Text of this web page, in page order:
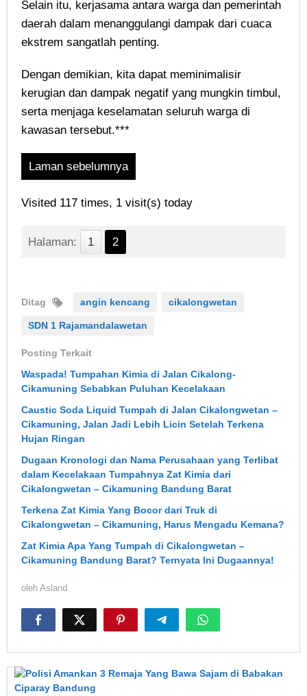
Selain itu, kerjasama antara warga dan pemerintah
daerah dalam menanggulangi dampak dari cuaca
ekstrem sangatlah penting.
Dengan demikian, kita dapat meminimalisir
kerugian dan dampak negatif yang mungkin timbul,
serta menjaga keselamatan seluruh warga di
kawasan tersebut.***
Laman sebelumnya
Visited 117 times, 1 visit(s) today
Halaman: 1 2
Ditag angin kencang cikalongwetan
SDN 1 Rajamandalawetan
Posting Terkait
Waspada! Tumpahan Kimia di Jalan Cikalong-
Cikamuning Sebabkan Puluhan Kecelakaan
Caustic Soda Liquid Tumpah di Jalan Cikalongwetan –
Cikamuning, Jalan Jadi Lebih Licin Setelah Terkena
Hujan Ringan
Dugaan Kronologi dan Nama Perusahaan yang Terlibat
dalam Kecelakaan Tumpahnya Zat Kimia dari
Cikalongwetan – Cikamuning Bandung Barat
Terkena Zat Kimia Yang Bocor dari Truk di
Cikalongwetan – Cikamuning, Harus Mengadu Kemana?
Zat Kimia Apa Yang Tumpah di Cikalongwetan –
Cikamuning Bandung Barat? Ternyata Ini Dugaannya!
oleh Asland